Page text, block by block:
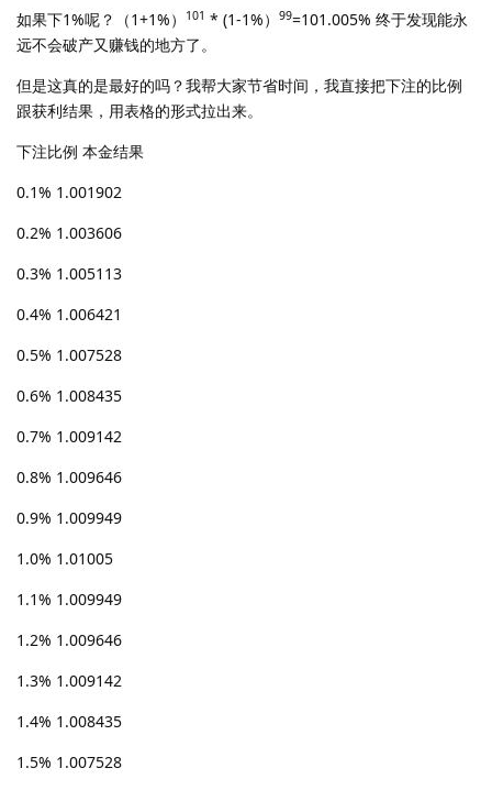
如果下1%呢？（1+1%）
101 * (1-1%） 99=101.005% 终于发现能永
远不会破产又赚钱的地方了。
但是这真的是最好的吗？我帮大家节省时间，我直接把下注的比例
跟获利结果，用表格的形式拉出来。
下注比例 本金结果
0.1% 1.001902
0.2% 1.003606
0.3% 1.005113
0.4% 1.006421
0.5% 1.007528
0.6% 1.008435
0.7% 1.009142
0.8% 1.009646
0.9% 1.009949
1.0% 1.01005
1.1% 1.009949
1.2% 1.009646
1.3% 1.009142
1.4% 1.008435
1.5% 1.007528